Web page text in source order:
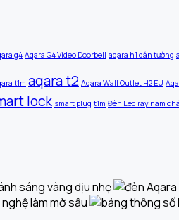
g4 Aqara G4 Video Doorbell aqara h1 dán tường
t1m aqara t2 Aqara Wall Outlet H2 EU
lock smart plug t1m Đèn Led ray nam